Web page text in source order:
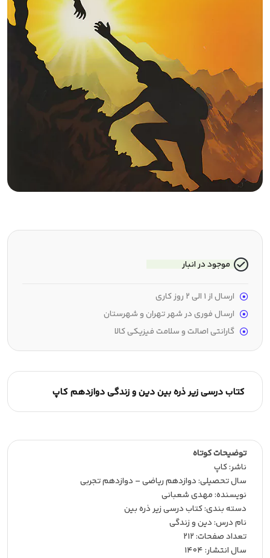
کتاب درسی زیر ذره بین دین و زندگی دوازدهم کاپ
توضیحات کوتاه
ناشر:‌ کاپ
سال تحصیلی:‌ دوازدهم ریاضی – دوازدهم تجربی
نویسنده:‌ مهدی شعبانی
دسته بندی: کتاب درسی زیر ذره بین
نام درس: دین و زندگی
تعداد صفحات:‌ 212
سال انتشار:‌ 1404
موجود در انبار
ارسال از 1 الی 2 روز کاری
ارسال فوری در شهر تهران و شهرستان
گارانتی اصالت و سلامت فیزیکی کالا